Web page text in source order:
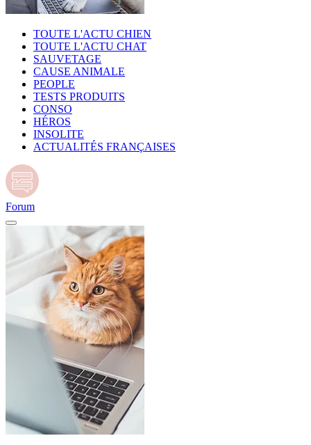
TOUTE L'ACTU CHIEN
TOUTE L'ACTU CHAT
SAUVETAGE
CAUSE ANIMALE
PEOPLE
TESTS PRODUITS
CONSO
HÉROS
INSOLITE
ACTUALITÉS FRANÇAISES
Forum